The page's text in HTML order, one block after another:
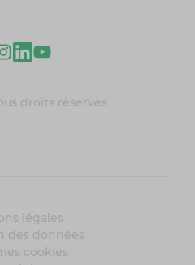
droits réservés
légales
des données
cookies